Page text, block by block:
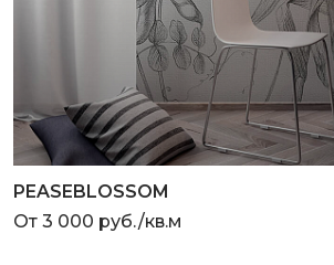
PEASEBLOSSOM
От 3 000 руб./кв.м